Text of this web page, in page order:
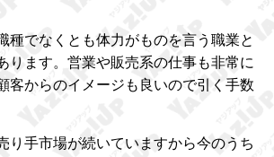
種でなくとも体力がものを言う職業と
ります。営業や販売系の仕事も非常に
客からのイメージも良いので引く手数
り手市場が続いていますから今のうち